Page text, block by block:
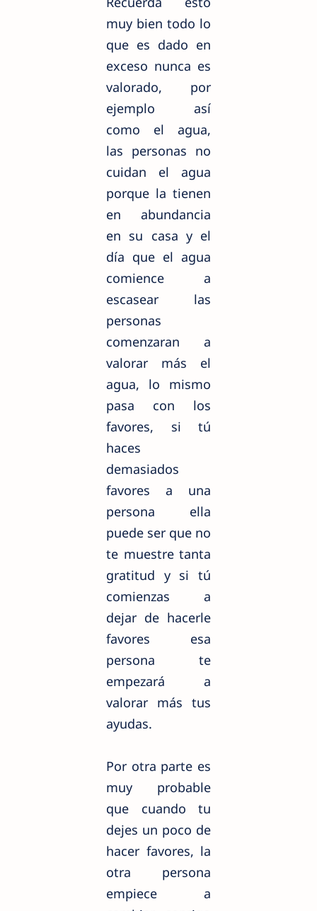
muy bien todo lo
que es dado en
exceso nunca es
valorado, por
ejemplo así
como el agua,
las personas no
cuidan el agua
porque la tienen
en abundancia
en su casa y el
día que el agua
comience a
escasear las
personas
comenzaran a
valorar más el
agua, lo mismo
pasa con los
favores, si tú
haces
demasiados
favores a una
persona ella
puede ser que no
te muestre tanta
gratitud y si tú
comienzas a
dejar de hacerle
favores esa
persona te
empezará a
valorar más tus
ayudas.
Por otra parte es
muy probable
que cuando tu
dejes un poco de
hacer favores, la
otra persona
empiece a